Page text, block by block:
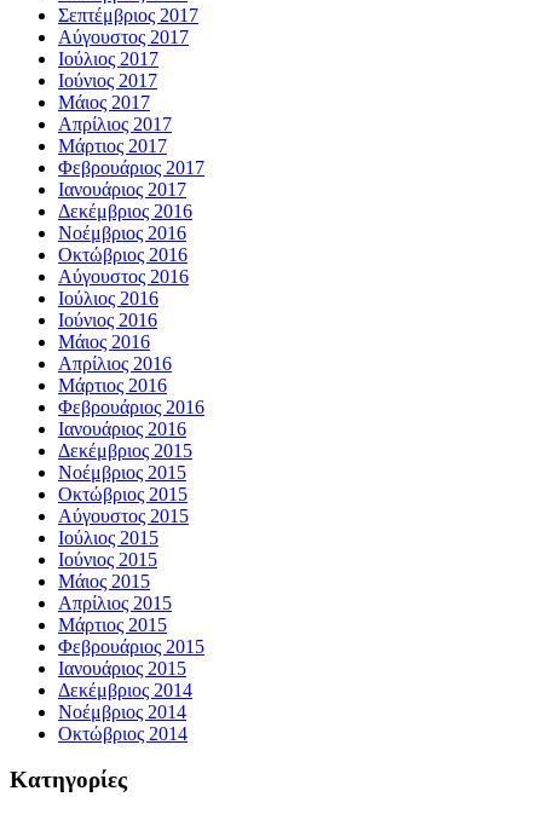
Σεπτέμβριος 2017
Αύγουστος 2017
Ιούλιος 2017
Ιούνιος 2017
Μάιος 2017
Απρίλιος 2017
Μάρτιος 2017
Φεβρουάριος 2017
Ιανουάριος 2017
Δεκέμβριος 2016
Νοέμβριος 2016
Οκτώβριος 2016
Αύγουστος 2016
Ιούλιος 2016
Ιούνιος 2016
Μάιος 2016
Απρίλιος 2016
Μάρτιος 2016
Φεβρουάριος 2016
Ιανουάριος 2016
Δεκέμβριος 2015
Νοέμβριος 2015
Οκτώβριος 2015
Αύγουστος 2015
Ιούλιος 2015
Ιούνιος 2015
Μάιος 2015
Απρίλιος 2015
Μάρτιος 2015
Φεβρουάριος 2015
Ιανουάριος 2015
Δεκέμβριος 2014
Νοέμβριος 2014
Οκτώβριος 2014
Kατηγορίες